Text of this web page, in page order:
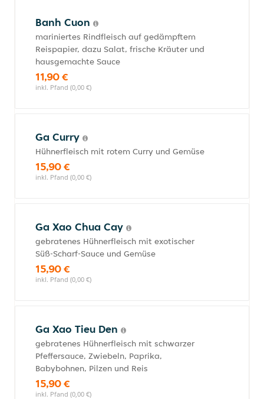
Banh Cuon
mariniertes Rindfleisch auf gedämpftem
Reispapier, dazu Salat, frische Kräuter und
hausgemachte Sauce
11,90 €
inkl. Pfand (0,00 €)
Ga Curry
Hühnerfleisch mit rotem Curry und Gemüse
15,90 €
inkl. Pfand (0,00 €)
Ga Xao Chua Cay
gebratenes Hühnerfleisch mit exotischer
Süß-Scharf-Sauce und Gemüse
15,90 €
inkl. Pfand (0,00 €)
Ga Xao Tieu Den
gebratenes Hühnerfleisch mit schwarzer
Pfeffersauce, Zwiebeln, Paprika,
Babybohnen, Pilzen und Reis
15,90 €
inkl. Pfand (0,00 €)